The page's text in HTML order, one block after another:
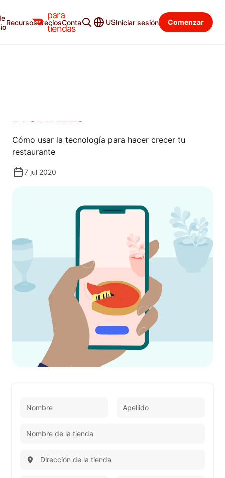
para
tiendas
RecursosPreciosContacto USIniciar sesión Comenzar
Recursos Categorías
DIGITALES
Cómo usar la tecnología para hacer crecer tu
restaurante
7 jul 2020